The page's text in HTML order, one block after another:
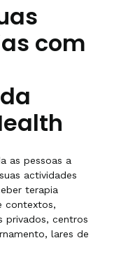
com
as pessoas a
actividades
terapia
contextos,
privados, centros
lares de